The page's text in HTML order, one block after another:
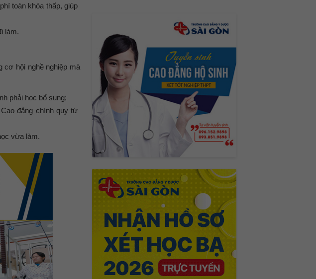
toàn khóa thấp, giúp
làm.
cơ hội nghề nghiệp mà
phải học bổ sung;
đẳng chính quy từ
vừa làm.